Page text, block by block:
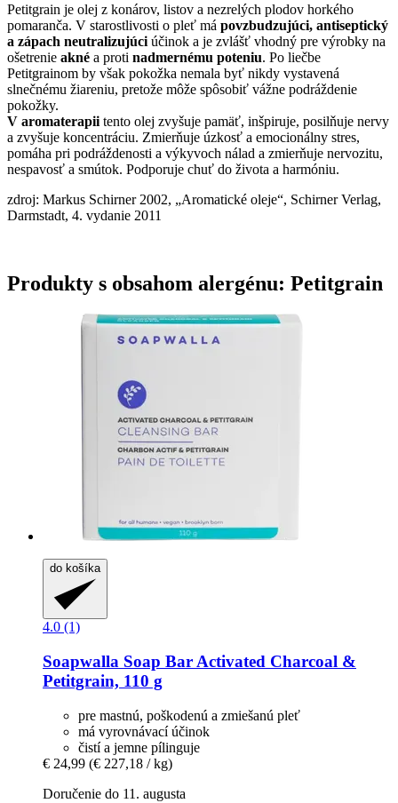
Petitgrain je olej z konárov, listov a nezrelých plodov horkého
pomaranča. V starostlivosti o pleť má povzbudzujúci, antiseptický
a zápach neutralizujúci účinok a je zvlášť vhodný pre výrobky na
ošetrenie akné a proti nadmernému poteniu. Po liečbe
Petitgrainom by však pokožka nemala byť nikdy vystavená
slnečnému žiareniu, pretože môže spôsobiť vážne podráždenie
pokožky.
V aromaterapii tento olej zvyšuje pamäť, inšpiruje, posilňuje nervy
a zvyšuje koncentráciu. Zmierňuje úzkosť a emocionálny stres,
pomáha pri podráždenosti a výkyvoch nálad a zmierňuje nervozitu,
nespavosť a smútok. Podporuje chuť do života a harmóniu.
zdroj: Markus Schirner 2002, „Aromatické oleje“, Schirner Verlag,
Darmstadt, 4. vydanie 2011
Produkty s obsahom alergénu: Petitgrain
do košíka
4.0 (1)
Soapwalla Soap Bar Activated Charcoal &
Petitgrain, 110 g
pre mastnú, poškodenú a zmiešanú pleť
má vyrovnávací účinok
čistí a jemne pílinguje
€ 24,99 (€ 227,18 / kg)
Doručenie do 11. augusta